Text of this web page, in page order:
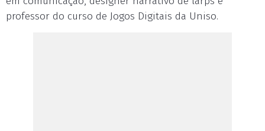
professor do curso de Jogos Digitais da Uniso.